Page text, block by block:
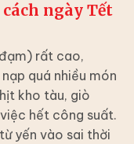
cách ngày Tết
rất cao,
quá nhiều món
kho tàu, giò
hết công suất.
yến vào sai thời